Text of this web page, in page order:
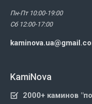
Пн-Пт 10:00-19:00
Сб 12:00-17:00
KamiNova
2000+ каминов